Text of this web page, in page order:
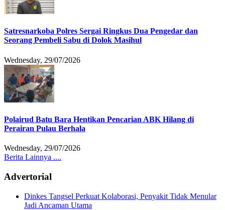
Satresnarkoba Polres Sergai Ringkus Dua Pengedar dan
Seorang Pembeli Sabu di Dolok Masihul
Wednesday, 29/07/2026
Polairud Batu Bara Hentikan Pencarian ABK Hilang di
Perairan Pulau Berhala
Wednesday, 29/07/2026
Berita Lainnya ....
Advertorial
Dinkes Tangsel Perkuat Kolaborasi, Penyakit Tidak Menular
Jadi Ancaman Utama